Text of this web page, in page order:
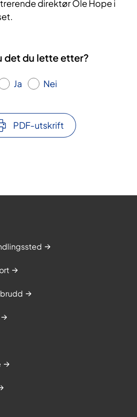
direktør Ole Hope i
det du lette etter?
Ja Nei
PDF-utskrift